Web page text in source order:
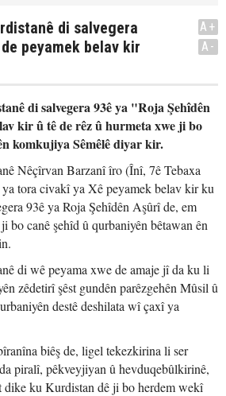
di salvegera
peyamek belav kir
A+
A-
di salvegera 93ê ya "Roja Şehîdên
kir û tê de rêz û hurmeta xwe ji bo
komkujiya Sêmêlê diyar kir.
Nêçîrvan Barzanî îro (Înî, 7ê Tebaxa
tora civakî ya Xê peyamek belav kir ku
93ê ya Roja Şehîdên Aşûrî de, em
bo canê şehîd û qurbaniyên bêtawan ên
di wê peyama xwe de amaje jî da ku li
zêdetirî şêst gundên parêzgehên Mûsil û
destê deshilata wî çaxî ya
biêş de, ligel tekezkirina li ser
piralî, pêkveyjiyan û hevduqebûlkirinê,
dike ku Kurdistan dê ji bo herdem wekî